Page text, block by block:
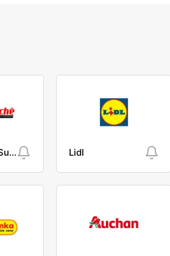
Intermarche Super Lidl